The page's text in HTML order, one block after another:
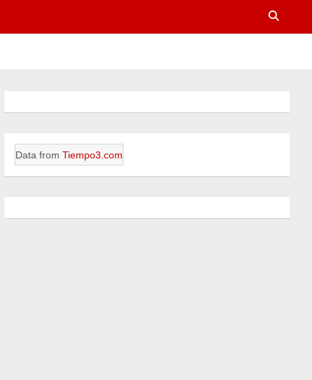
Data fromTiempo3.com